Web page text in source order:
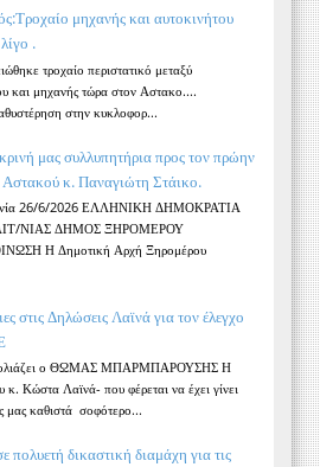
μηχανής και αυτοκινήτου
.
τροχαίο περιστατικό μεταξύ
και μηχανής τώρα στον Αστακο....
στην κυκλοφορ...
μας συλλυπητήρια προς τον πρώην
κ. Παναγιώτη Στάικο.
26/6/2026 ΕΛΛΗΝΙΚΗ ΔΗΜΟΚΡΑΤΙΑ
ΝΙΑΣ ΔΗΜΟΣ ΞΗΡΟΜΕΡΟΥ
Η Δημοτική Αρχή Ξηρομέρου
στις Δηλώσεις Λαϊνά για τον έλεγχο
ο ΘΩΜΑΣ ΜΠΑΡΜΠΑΡΟΥΣΗΣ Η
κ. Κώστα Λαϊνά- που φέρεται να έχει γίνει
καθιστά σοφότερο...
πολυετή δικαστική διαμάχη για τις